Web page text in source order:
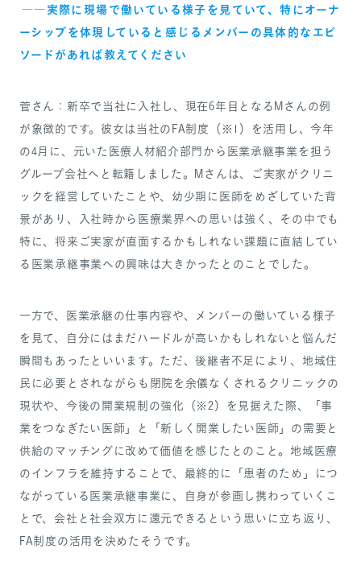
――実際に現場で働いている様子を見ていて、特にオーナ
ーシップを体現していると感じるメンバーの具体的なエピ
ソードがあれば教えてください
菅さん：新卒で当社に入社し、現在6年目となるMさんの例
が象徴的です。彼女は当社のFA制度（※1）を活用し、今年
の4月に、元いた医療人材紹介部門から医業承継事業を担う
グループ会社へと転籍しました。Mさんは、ご実家がクリニ
ックを経営していたことや、幼少期に医師をめざしていた背
景があり、入社時から医療業界への思いは強く、その中でも
特に、将来ご実家が直面するかもしれない課題に直結してい
る医業承継事業への興味は大きかったとのことでした。
一方で、医業承継の仕事内容や、メンバーの働いている様子
を見て、自分にはまだハードルが高いかもしれないと悩んだ
瞬間もあったといいます。ただ、後継者不足により、地域住
民に必要とされながらも閉院を余儀なくされるクリニックの
現状や、今後の開業規制の強化（※2）を見据えた際、「事
業をつなぎたい医師」と「新しく開業したい医師」の需要と
供給のマッチングに改めて価値を感じたとのこと。地域医療
のインフラを維持することで、最終的に「患者のため」につ
ながっている医業承継事業に、自身が参画し携わっていくこ
とで、会社と社会双方に還元できるという思いに立ち返り、
FA制度の活用を決めたそうです。